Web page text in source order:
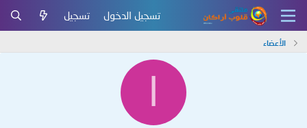
تسجيل الدخول تسجيل
الأعضاء